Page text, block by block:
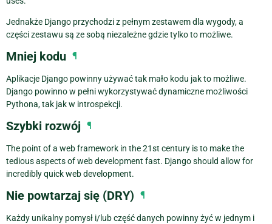
Jednakże Django przychodzi z pełnym zestawem dla wygody, a
części zestawu są ze sobą niezależne gdzie tylko to możliwe.
Mniej kodu ¶
Aplikacje Django powinny używać tak mało kodu jak to możliwe.
Django powinno w pełni wykorzystywać dynamiczne możliwości
Pythona, tak jak w introspekcji.
Szybki rozwój ¶
The point of a web framework in the 21st century is to make the
tedious aspects of web development fast. Django should allow for
incredibly quick web development.
Nie powtarzaj się (DRY) ¶
Każdy unikalny pomysł i/lub część danych powinny żyć w jednym i